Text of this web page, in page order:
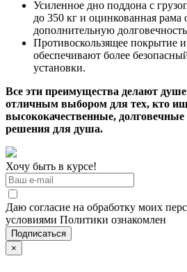
Усиленное дно поддона с
до 350 кг и оцинкованная рама
дополнительную
Противоскользящее покрытие и
обеспечивают более
установки.
Все эти преимущества делают
отличным выбором для тех, кто
высококачественные,
решения для душа.
Хочу быть в курсе!
Даю согласие на обработку моих
условиями Политики ознакомлен
×